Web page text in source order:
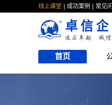
线上课堂 成功案例 常见
卓信
首页